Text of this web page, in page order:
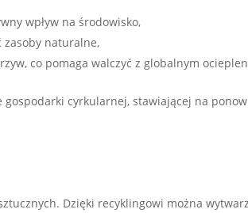
wpływ na środowisko,
zasoby naturalne,
co pomaga walczyć z globalnym
cyrkularnej, stawiającej na
Dzięki recyklingowi można